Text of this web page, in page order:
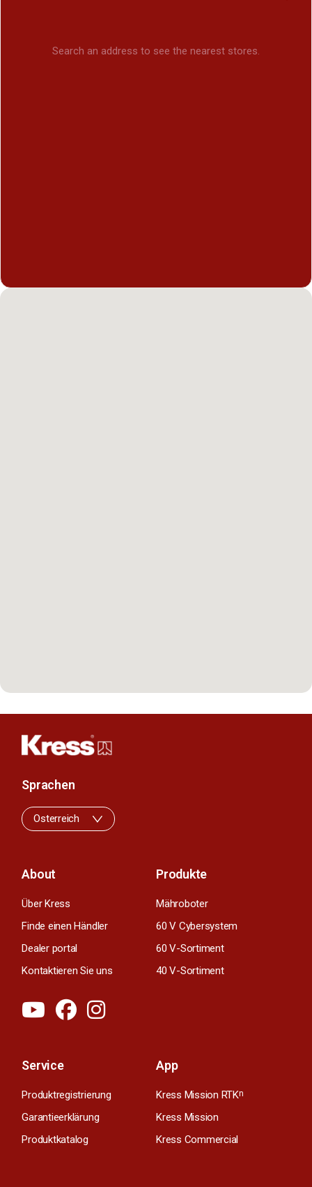
Search an address to see the nearest stores.
About
Über Kress
Finde einen Händler
Dealer portal
Kontaktieren Sie uns
Produkte
Mähroboter
60 V Cybersystem
60 V-Sortiment
40 V-Sortiment
Service
Produktregistrierung
Garantieerklärung
Produktkatalog
App
Kress Mission RTKn
Kress Mission
Kress Commercial
Sprachen
Osterreich